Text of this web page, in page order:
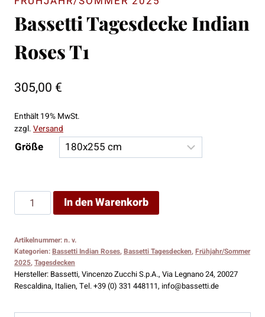
Bassetti Tagesdecke Indian
Roses T1
305,00 €
Enthält 19% MwSt.
zzgl. Versand
Größe
Bassetti
Tagesdecke
Roses
T1
Menge
In den Warenkorb
Artikelnummer:n. v.
Kategorien:Bassetti Indian Roses,Bassetti Tagesdecken,Frühjahr/Sommer
2025,Tagesdecken
Hersteller: Bassetti, Vincenzo Zucchi S.p.A., Via Legnano 24, 20027
Rescaldina, Italien, Tel. +39 (0) 331 448111, info@bassetti.de